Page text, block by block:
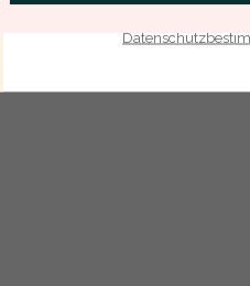
E-Mail-Adresse je bei uns in